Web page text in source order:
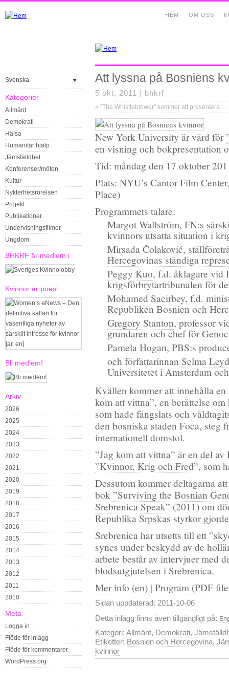
OM OSS
HEM
Svenska
Kategorier
Allmänt
Demokrati
Hälsa
Humanitär hjälp
Jämställdhet
Konferenser/möten
Kultur
Nykterhetsrörelsen
Projekt
Publikationer
Undervisningsfilmer
Ungdom
BHKRF är medlem i
Kvinnor är poesi
Bli medlem!
Arkiv
2026
2025
2024
2023
2022
2021
2020
2019
2018
2017
2016
2015
2014
2013
2012
2011
2010
Meta
Logga in
Flöde för inlägg
Flöde för kommentarer
WordPress.org
Att lyssna på Bosniens
5 okt, 2011 | bhkrf
« ”The Whistleblower” kommer att presenteras för FN:s generalförsamling
New York University är värd för
en visning och bokpresentation
Tid: måndag den 17 oktober
Plats: NYU’s Cantor Film
Place)
Programmets talare:
Margot Wallström, FN:s
kvinnors utsatta situation i
Mirsada Čolaković,
Hercegovinas ständiga
Peggy Kuo, f.d. åklagare vid
krigsförbrytartribunalen för
Mohamed Sacirbey, f.d.
Republiken Bosnien och
Gregory Stanton, professor
grundaren och chef för
Pamela Hogan, PBS:s
och författarinnan Selma
Universitetet i Amsterdam
Kvällen kommer att innehålla
kom att vittna”, en berättelse
som hade fängslats och
den bosniska staden Foca, steg
internationell domstol.
”Jag kom att vittna” är en del av
”Kvinnor, Krig och Fred”, som
Dessutom kommer deltagarna
bok ”Surviving the Bosnian
Srebrenica Speak” (2011) om
Republika Srpskas styrkor
Srebrenica har utsetts till ett
synes under beskydd av de
arbete består av intervjuer med
blodsutgjutelsen i Srebrenica.
Mer info (en) | Program (PDF
Sidan uppdaterad: 2011-10-06
Detta inlägg finns även tillgängligt på:
Kategori: Allmänt, Demokrati,
Etiketter: Bosnien och Hercegovina,
kvinnor